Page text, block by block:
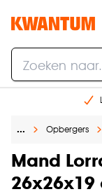
… Opbergers
Mand
26x26x19